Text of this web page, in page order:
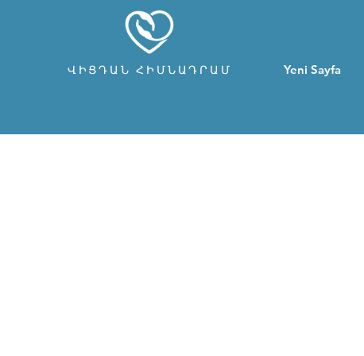
ՎԻՑԴԱՆ ՀԻՄՆԱԴՐԱՄ Yeni Sayfa